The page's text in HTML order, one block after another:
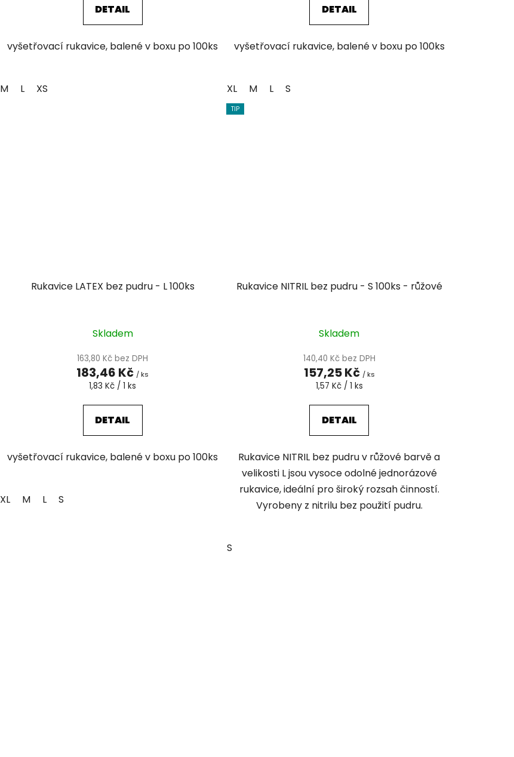
DETAIL
vyšetřovací rukavice, balené v boxu po 100ks
M L XS
DETAIL
vyšetřovací rukavice, balené v boxu po 100ks
XL M L S
Rukavice LATEX bez pudru - L 100ks
Skladem
163,80 Kč bez DPH
183,46 Kč / ks
Měrná
1,83 Kč / 1 ks
DETAIL
vyšetřovací rukavice, balené v boxu po 100ks
XL M L S
TIP
Rukavice NITRIL bez pudru - S 100ks - růžové
Skladem
140,40 Kč bez DPH
157,25 Kč / ks
Měrná
1,57 Kč / 1 ks
DETAIL
Rukavice NITRIL bez pudru v růžové barvě a
velikosti L jsou vysoce odolné jednorázové
rukavice, ideální pro široký rozsah činností.
Vyrobeny z nitrilu bez použití pudru.
S